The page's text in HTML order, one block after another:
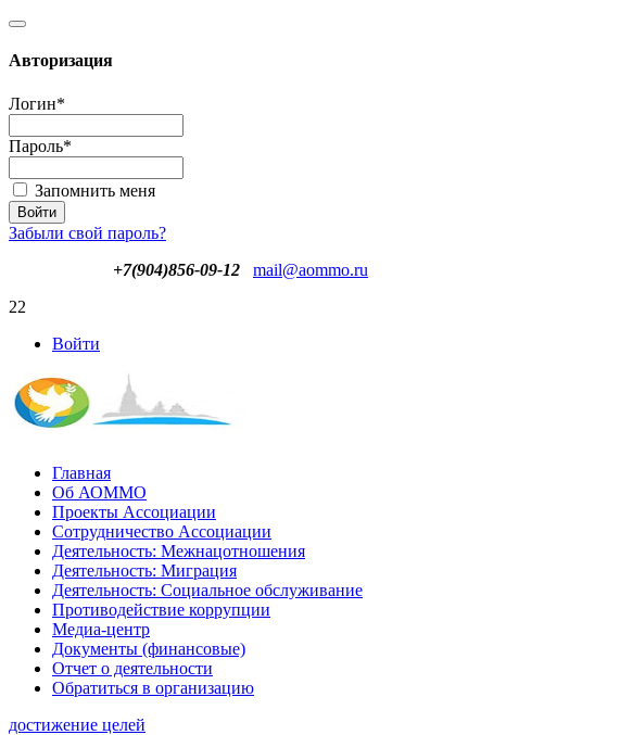
Авторизация
Логин*
Пароль*
Запомнить меня
Забыли свой пароль?
+7(904)856-09-12
mail@aommo.ru
22
Войти
Главная
Об АОММО
Проекты Ассоциации
Сотрудничество Ассоциации
Деятельность: Межнацотношения
Деятельность: Миграция
Деятельность: Социальное обслуживание
Противодействие коррупции
Медиа-центр
Документы (финансовые)
Отчет о деятельности
Обратиться в организацию
достижение целей